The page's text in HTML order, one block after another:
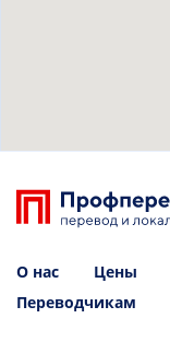
О нас Цены
Переводчикам